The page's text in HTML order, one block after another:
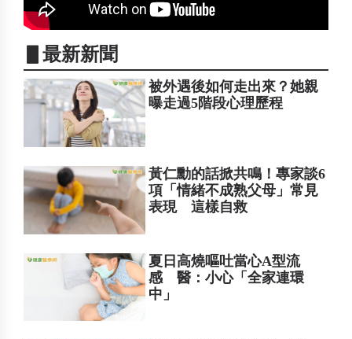
▋最新新聞
被外遇後如何走出來？她親
曝走過5階段心理歷程
黃仁勳的話掀共鳴！專家談6
項「情緒不成熟父母」常見
表現 這樣自救
夏日高燒嘔吐當心A型流
感 醫：小心「全家連環
中」